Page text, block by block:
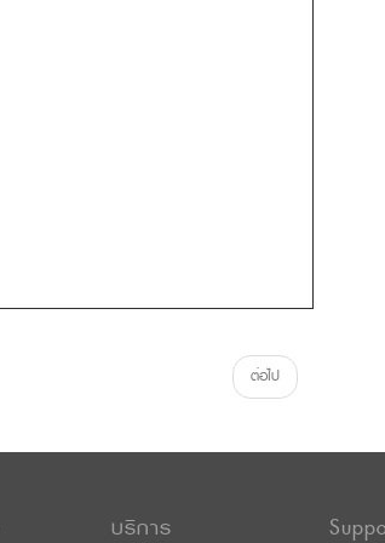
ต่อไป
บริการ